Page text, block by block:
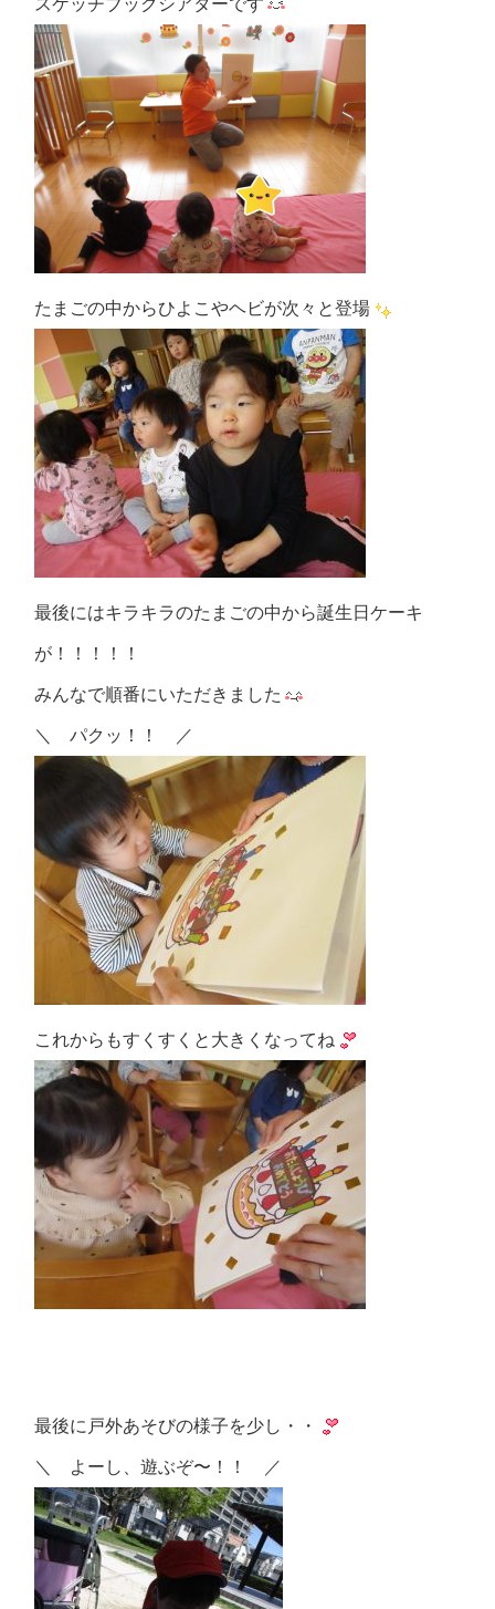
スケッチブックシアターです
たまごの中からひよこやヘビが次々と登場
最後にはキラキラのたまごの中から誕生日ケーキ
が！！！！！
みんなで順番にいただきました
＼ パクッ！！ ／
これからもすくすくと大きくなってね
最後に戸外あそびの様子を少し・・
＼ よーし、遊ぶぞ〜！！ ／